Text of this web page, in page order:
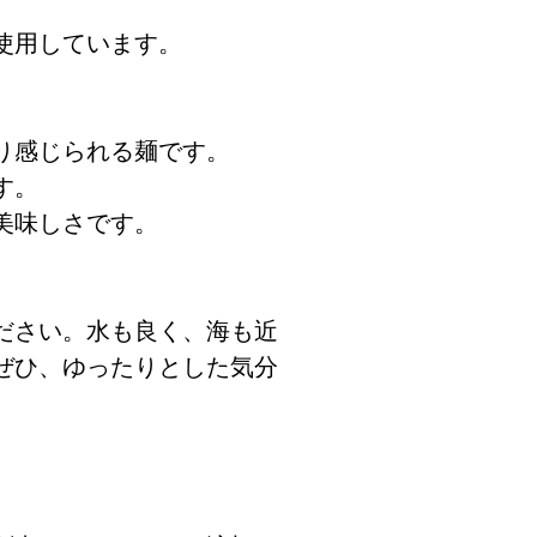
しています。
じられる麺です。
しさです。
さい。水も良く、海も近
ひ、ゆったりとした気分